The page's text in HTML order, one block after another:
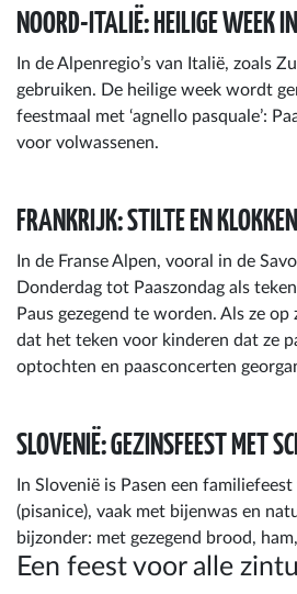
NOORD-ITALIË: HEILIGE WEEK
In de Alpenregio’s van Italië, zoals
gebruiken. De heilige week wordt
feestmaal met ‘agnello pasquale’:
voor volwassenen.
FRANKRIJK: STILTE EN KLOKKEN
In de Franse Alpen, vooral in de
Donderdag tot Paaszondag als
Paus gezegend te worden. Als ze
dat het teken voor kinderen dat ze
optochten en paasconcerten
SLOVENIË: GEZINSFEEST MET
In Slovenië is Pasen een
(pisanice), vaak met bijenwas en
bijzonder: met gezegend brood,
Een feest voor alle